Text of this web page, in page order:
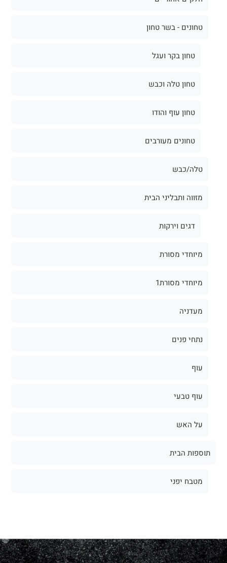
טחונים - בשר טחון
טחון בקר ועגל
טחון טלה וכבש
טחון עוף והודו
טחונים מעורבים
טלה/כבש
מזווה ותבליני הבית
דגים וירקות
מיוחדי מסורת
מיוחדי מסורת1
מעדניה
נתחי פנים
עוף
עוף טבעי
על האש
תוספות הבית
מטבח יפני